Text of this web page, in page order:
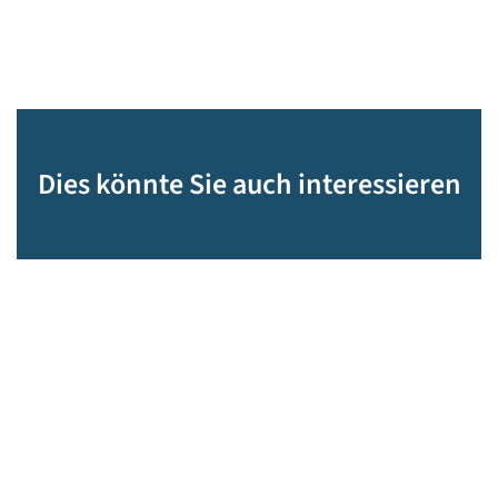
Dies könnte Sie auch interessieren